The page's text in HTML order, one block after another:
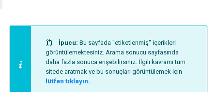
İpucu: Bu sayfada "etiketlenmiş" içerikleri
görüntülemektesiniz. Arama sonucu sayfasında
daha fazla sonuca erişebilirsiniz. İlgili kavramı tüm
sitede aratmak ve bu sonuçları görüntülemek için
lütfen tıklayın.